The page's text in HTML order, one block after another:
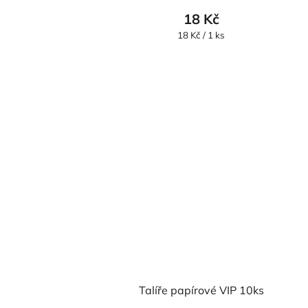
18 Kč
Měrná
18 Kč / 1 ks
Talíře papírové VIP 10ks